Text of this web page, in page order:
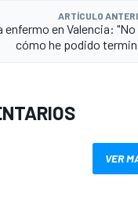
ARTÍCULO
enfermo en Valencia: "No
cómo he podido
VER